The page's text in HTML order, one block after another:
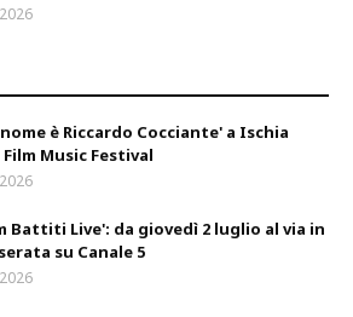
è Riccardo Cocciante' a Ischia
Music Festival
Battiti Live': da giovedì 2 luglio al via in
su Canale 5